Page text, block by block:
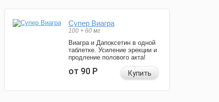
Супер Виагра
100 + 60 мг
Виагра и Дапоксетин в одной
таблетке. Усиление эрекции и
продление полового акта!
от 90Р Купить